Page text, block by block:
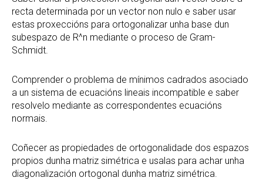
recta determinada por un vector non nulo e saber usar
estas proxeccións para ortogonalizar unha base dun
subespazo de R^n mediante o proceso de Gram-
Schmidt.
Comprender o problema de mínimos cadrados asociado
a un sistema de ecuacións lineais incompatible e saber
resolvelo mediante as correspondentes ecuacións
normais.
Coñecer as propiedades de ortogonalidade dos espazos
propios dunha matriz simétrica e usalas para achar unha
diagonalización ortogonal dunha matriz simétrica.